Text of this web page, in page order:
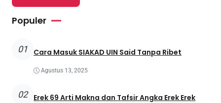
Populer
01 Cara Masuk SIAKAD UIN Said Tanpa Ribet
Agustus 13, 2025
02
Erek 69 Arti Makna dan Tafsir Angka Erek Erek